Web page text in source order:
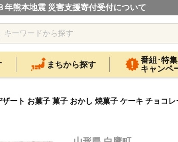
年熊本地震 災害支援寄付受付について
まちから探す
番組･特集
キャンペ
ート お菓子 菓子 おかし 焼菓子 ケーキ チョコレ